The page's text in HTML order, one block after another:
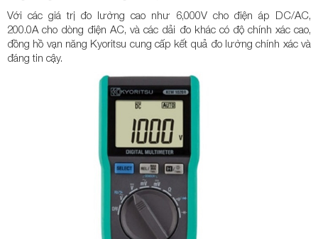
Với các giá trị đo lường cao như 6,000V cho điện áp DC/AC,
200.0A cho dòng điện AC, và các dải đo khác có độ chính xác cao,
đồng hồ vạn năng Kyoritsu cung cấp kết quả đo lường chính xác và
đáng tin cậy.